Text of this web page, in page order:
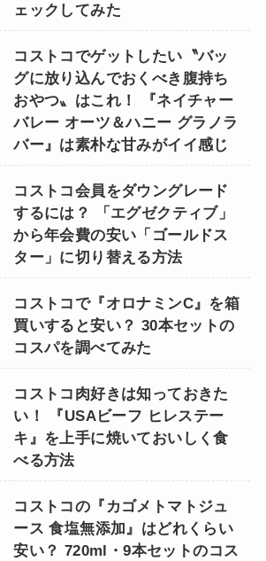
ェックしてみた
コストコでゲットしたい〝バッ
グに放り込んでおくべき腹持ち
おやつ〟はこれ！ 『ネイチャー
バレー オーツ＆ハニー グラノラ
バー』は素朴な甘みがイイ感じ
コストコ会員をダウングレード
するには？ 「エグゼクティブ」
から年会費の安い「ゴールドス
ター」に切り替える方法
コストコで『オロナミンC』を箱
買いすると安い？ 30本セットの
コスパを調べてみた
コストコ肉好きは知っておきた
い！ 『USAビーフ ヒレステー
キ』を上手に焼いておいしく食
べる方法
コストコの『カゴメトマトジュ
ース 食塩無添加』はどれくらい
安い？ 720ml・9本セットのコス